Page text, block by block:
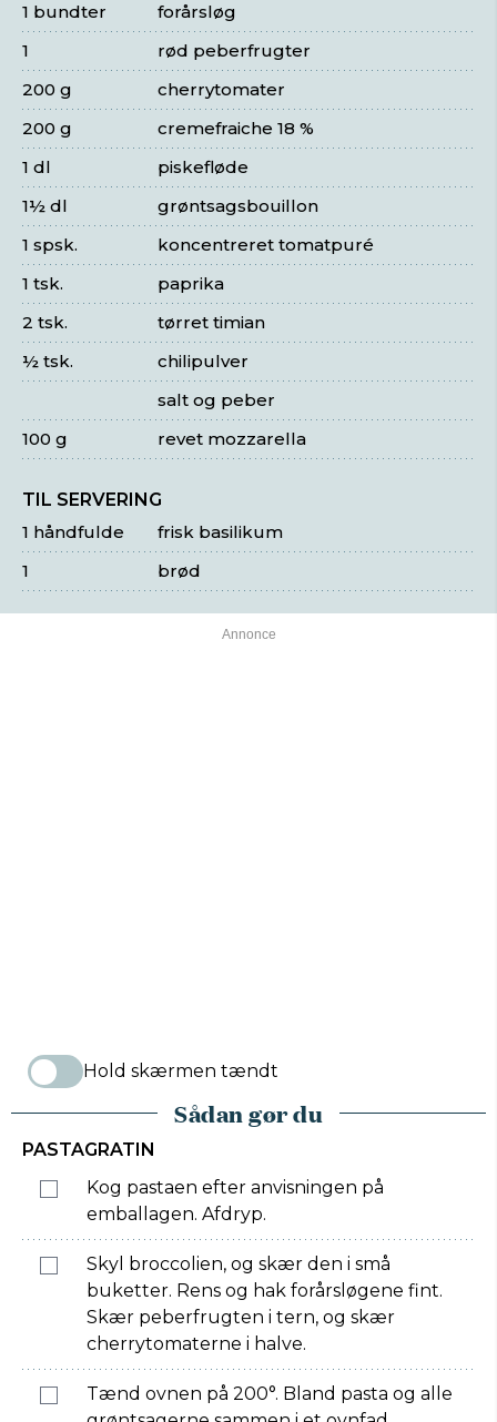
forårsløg
1 bundter
rød peberfrugter
1
cherrytomater
200 g
cremefraiche 18 %
200 g
piskefløde
1 dl
grøntsagsbouillon
1½ dl
koncentreret tomatpuré
1 spsk.
paprika
1 tsk.
tørret timian
2 tsk.
chilipulver
½ tsk.
salt og peber
revet mozzarella
100 g
TIL SERVERING
frisk basilikum
1 håndfulde
brød
1
Hold skærmen tændt
Sådan gør du
PASTAGRATIN
Kog pastaen efter anvisningen på
emballagen. Afdryp.
Skyl broccolien, og skær den i små
buketter. Rens og hak forårsløgene fint.
Skær peberfrugten i tern, og skær
cherrytomaterne i halve.
Tænd ovnen på 200°. Bland pasta og alle